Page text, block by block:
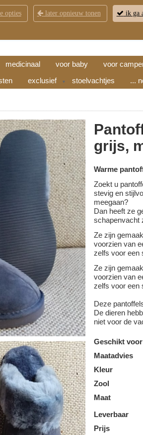
KLANTENSERVICE CONTACT
medicinaal voor baby voor
exclusief ▼ stoelvachtjes ...
grijs,
Warme
Zoekt u
stevig en
meegaan?
Dan heeft ze
schapenvacht
Ze zijn
voorzien van
zelfs voor een
Ze zijn
voorzien van
zelfs voor een
Deze
De dieren
niet voor de
Geschikt voor
Maatadvies
Kleur
Zool
Maat
Leverbaar
Prijs
opties later opnieuw tonen ik ga